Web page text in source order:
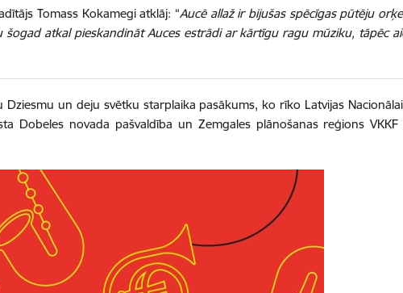
Tomass Kokamegi atklāj: “Aucē allaž ir bijušas spēcīgas pūtēju
atkal pieskandināt Auces estrādi ar kārtīgu ragu mūziku, tāpēc
un deju svētku starplaika pasākums, ko rīko Latvijas
Dobeles novada pašvaldība un Zemgales plānošanas reģions